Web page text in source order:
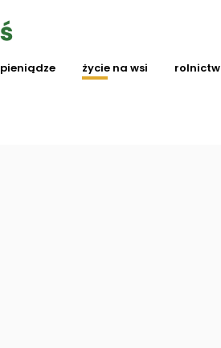
pieniądze życie na wsi